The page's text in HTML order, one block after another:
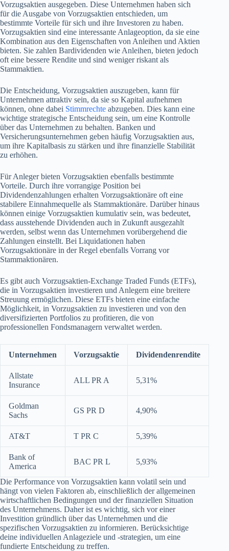
Vorzugsaktien ausgegeben. Diese Unternehmen haben sich
für die Ausgabe von Vorzugsaktien entschieden, um
bestimmte Vorteile für sich und ihre Investoren zu haben.
Vorzugsaktien sind eine interessante Anlageoption, da sie eine
Kombination aus den Eigenschaften von Anleihen und Aktien
bieten. Sie zahlen Bardividenden wie Anleihen, bieten jedoch
oft eine bessere Rendite und sind weniger riskant als
Stammaktien.
Die Entscheidung, Vorzugsaktien auszugeben, kann für
Unternehmen attraktiv sein, da sie so Kapital aufnehmen
können, ohne dabei Stimmrechte abzugeben. Dies kann eine
wichtige strategische Entscheidung sein, um eine Kontrolle
über das Unternehmen zu behalten. Banken und
Versicherungsunternehmen geben häufig Vorzugsaktien aus,
um ihre Kapitalbasis zu stärken und ihre finanzielle Stabilität
zu erhöhen.
Für Anleger bieten Vorzugsaktien ebenfalls bestimmte
Vorteile. Durch ihre vorrangige Position bei
Dividendenzahlungen erhalten Vorzugsaktionäre oft eine
stabilere Einnahmequelle als Stammaktionäre. Darüber hinaus
können einige Vorzugsaktien kumulativ sein, was bedeutet,
dass ausstehende Dividenden auch in Zukunft ausgezahlt
werden, selbst wenn das Unternehmen vorübergehend die
Zahlungen einstellt. Bei Liquidationen haben
Vorzugsaktionäre in der Regel ebenfalls Vorrang vor
Stammaktionären.
Es gibt auch Vorzugsaktien-Exchange Traded Funds (ETFs),
die in Vorzugsaktien investieren und Anlegern eine breitere
Streuung ermöglichen. Diese ETFs bieten eine einfache
Möglichkeit, in Vorzugsaktien zu investieren und von den
diversifizierten Portfolios zu profitieren, die von
professionellen Fondsmanagern verwaltet werden.
Unternehmen Vorzugsaktie Dividendenrendite
Allstate
Insurance
ALL PR A 5,31%
Goldman
Sachs
GS PR D 4,90%
AT&T T PR C 5,39%
Bank of
America
BAC PR L 5,93%
Die Performance von Vorzugsaktien kann volatil sein und
hängt von vielen Faktoren ab, einschließlich der allgemeinen
wirtschaftlichen Bedingungen und der finanziellen Situation
des Unternehmens. Daher ist es wichtig, sich vor einer
Investition gründlich über das Unternehmen und die
spezifischen Vorzugsaktien zu informieren. Berücksichtige
deine individuellen Anlageziele und -strategien, um eine
fundierte Entscheidung zu treffen.